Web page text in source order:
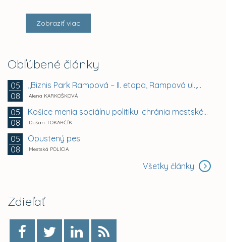
Zobraziť viac
Obľúbené články
05
08
,,Biznis Park Rampová – II. etapa, Rampová ul.,...
Alena KARKOŠKOVÁ
05
08
Košice menia sociálnu politiku: chránia mestské byty...
Dušan TOKARČÍK
05
08
Opustený pes
Mestská POLÍCIA
Všetky články
Zdieľať